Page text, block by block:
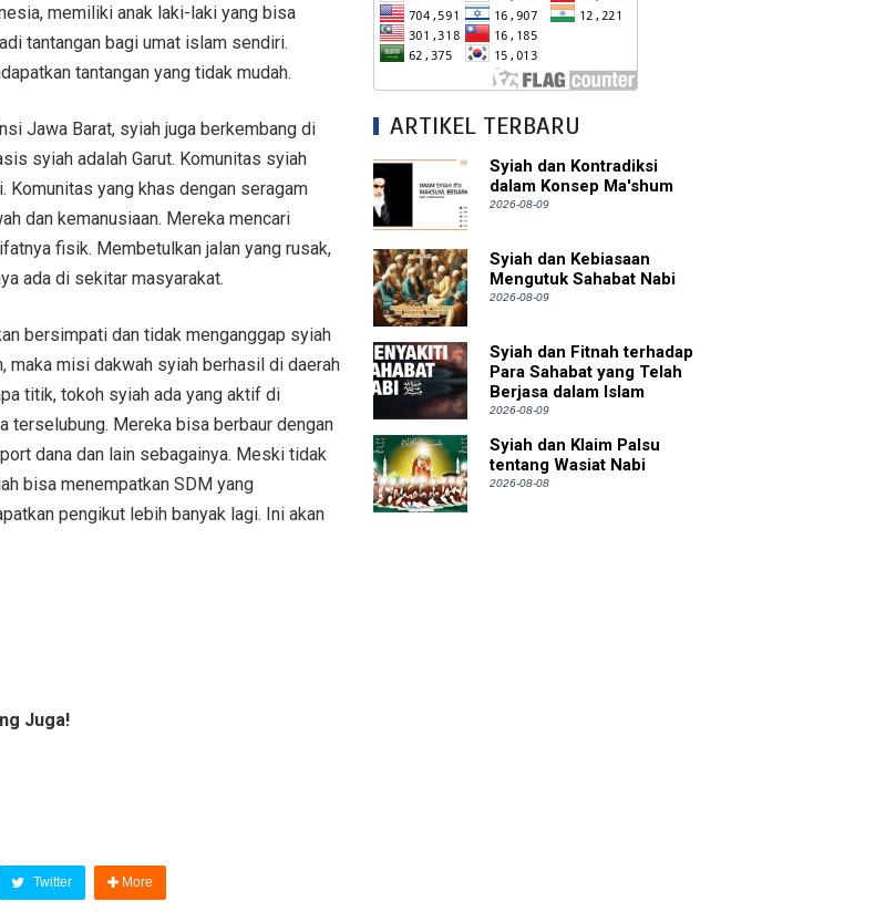
memiliki anak laki-laki yang bisa
tantangan bagi umat islam sendiri.
tantangan yang tidak mudah.
Jawa Barat, syiah juga berkembang di
syiah adalah Garut. Komunitas syiah
Komunitas yang khas dengan seragam
dan kemanusiaan. Mereka mencari
fisik. Membetulkan jalan yang rusak,
ada di sekitar masyarakat.
bersimpati dan tidak menganggap syiah
maka misi dakwah syiah berhasil di daerah
titik, tokoh syiah ada yang aktif di
terselubung. Mereka bisa berbaur dengan
dana dan lain sebagainya. Meski tidak
bisa menempatkan SDM yang
pengikut lebih banyak lagi. Ini akan
Juga!
Twitter More
ARTIKEL TERBARU
Syiah dan Kontradiksi
dalam Konsep Ma'shum
2026-08-09
Syiah dan Kebiasaan
Mengutuk Sahabat Nabi
2026-08-09
Syiah dan Fitnah terhadap
Para Sahabat yang Telah
Berjasa dalam Islam
2026-08-09
Syiah dan Klaim Palsu
tentang Wasiat Nabi
2026-08-08